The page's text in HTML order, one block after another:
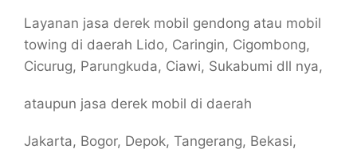
Layanan jasa derek mobil gendong atau mobil
towing di daerah Lido, Caringin, Cigombong,
Cicurug, Parungkuda, Ciawi, Sukabumi dll nya,
ataupun jasa derek mobil di daerah
Jakarta, Bogor, Depok, Tangerang, Bekasi,